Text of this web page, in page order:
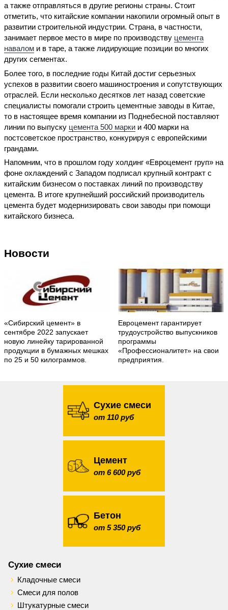
а также отправляться в другие регионы страны. Стоит
отметить, что китайские компании накопили огромный опыт в
развитии строительной индустрии. Страна, в частности,
занимает первое место в мире по производству цемента
навалом и в таре, а также лидирующие позиции во многих
других сегментах.
Более того, в последние годы Китай достиг серьезных
успехов в развитии своего машиностроения и сопутствующих
отраслей. Если несколько десятков лет назад советские
специалисты помогали строить цементные заводы в Китае,
то в настоящее время компании из Поднебесной поставляют
линии по выпуску цемента 500 марки и 400 марки на
постсоветское пространство, конкурируя с европейскими
грандами.
Напомним, что в прошлом году холдинг «Евроцемент груп» на
фоне охлаждений с Западом подписал крупный контракт с
китайским бизнесом о поставках линий по производству
цемента. В итоге крупнейший российский производитель
цемента будет модернизировать свои заводы при помощи
китайского бизнеса.
Новости
«Сибирский цемент» в
сентябре 2022 запускает
новую линейку тарированной
продукции в бумажных мешках
по 25 и 50 килограммов.
Евроцемент гарантирует
трудоустройство выпускников
программы
«Профессионалитет» на свои
предприятия.
Сухие смеси
от 110 руб
Цемент
от 6 600 руб
Бетон
от 5 350 руб
Сухие смеси
Кладочные смеси
Смеси для полов
Штукатурные смеси